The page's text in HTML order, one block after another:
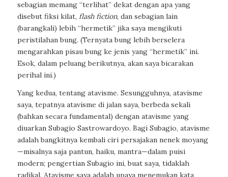
sebagian memang “terlihat” dekat dengan apa yang
disebut fiksi kilat, flash fiction, dan sebagian lain
(barangkali) lebih “hermetik” jika saya mengikuti
peristilahan bung. (Ternyata bung lebih berselera
mengarahkan pisau bung ke jenis yang “hermetik” ini.
Esok, dalam peluang berikutnya, akan saya bicarakan
perihal ini.)
Yang kedua, tentang atavisme. Sesungguhnya, atavisme
saya, tepatnya atavisme di jalan saya, berbeda sekali
(bahkan secara fundamental) dengan atavisme yang
diuarkan Subagio Sastrowardoyo. Bagi Subagio, atavisme
adalah bangkitnya kembali ciri persajakan nenek moyang
—misalnya saja pantun, haiku, mantra—dalam puisi
modern; pengertian Subagio ini, buat saya, tidaklah
radikal. Atavisme saya adalah upaya menemukan kata